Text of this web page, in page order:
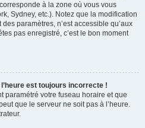
à la zone où vous vous
Sydney, etc.). Notez que la modification
paramètres, n’est accessible qu’aux
pas enregistré, c’est le bon moment
est toujours incorrecte !
paramétré votre fuseau horaire et que
que le serveur ne soit pas à l’heure.